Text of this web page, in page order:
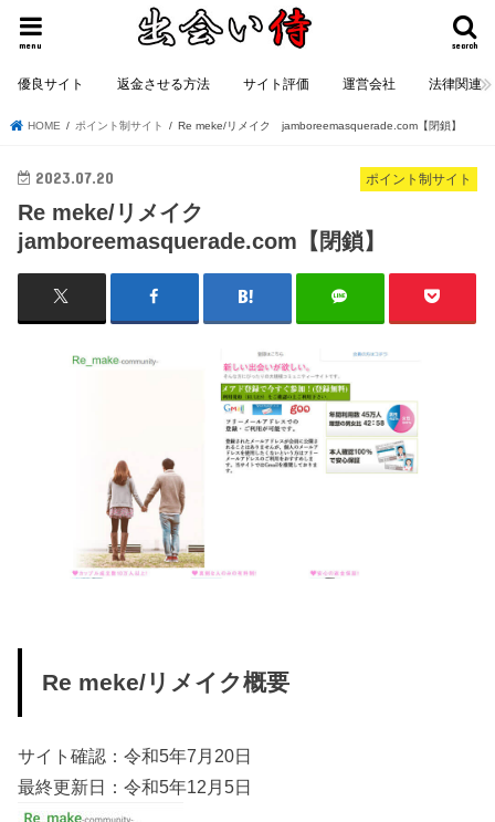
search
menu
優良サイト 返金させる方法 サイト評価 運営会社 法律関連
HOME ポイント制サイト Re meke/リメイク jamboreemasquerade.com【閉鎖】
ポイント制サイト
2023.07.20
Re meke/リメイク
jamboreemasquerade.com【閉鎖】
Re meke/リメイク概要
サイト確認：令和5年7月20日
最終更新日：令和5年12月5日